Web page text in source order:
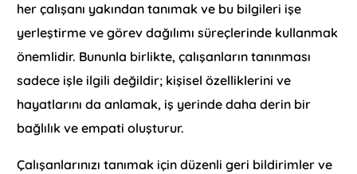
her çalışanı yakından tanımak ve bu bilgileri işe
yerleştirme ve görev dağılımı süreçlerinde kullanmak
önemlidir. Bununla birlikte, çalışanların tanınması
sadece işle ilgili değildir; kişisel özelliklerini ve
hayatlarını da anlamak, iş yerinde daha derin bir
bağlılık ve empati oluşturur.
Çalışanlarınızı tanımak için düzenli geri bildirimler ve